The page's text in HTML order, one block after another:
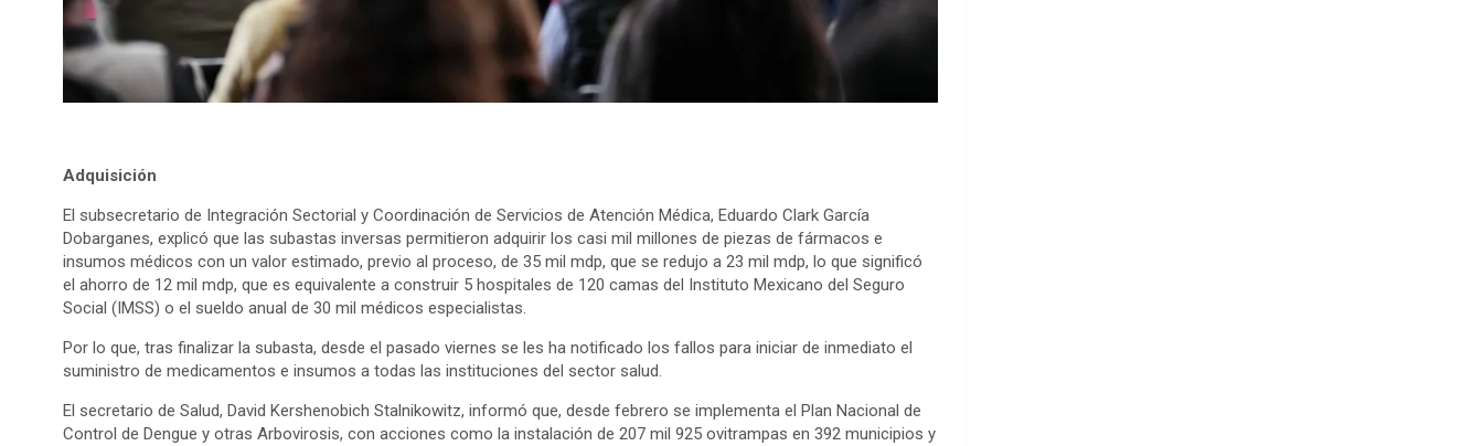
Adquisición
El subsecretario de Integración Sectorial y Coordinación de Servicios de Atención Médica, Eduardo Clark García
Dobarganes, explicó que las subastas inversas permitieron adquirir los casi mil millones de piezas de fármacos e
insumos médicos con un valor estimado, previo al proceso, de 35 mil mdp, que se redujo a 23 mil mdp, lo que significó
el ahorro de 12 mil mdp, que es equivalente a construir 5 hospitales de 120 camas del Instituto Mexicano del Seguro
Social (IMSS) o el sueldo anual de 30 mil médicos especialistas.
Por lo que, tras finalizar la subasta, desde el pasado viernes se les ha notificado los fallos para iniciar de inmediato el
suministro de medicamentos e insumos a todas las instituciones del sector salud.
El secretario de Salud, David Kershenobich Stalnikowitz, informó que, desde febrero se implementa el Plan Nacional de
Control de Dengue y otras Arbovirosis, con acciones como la instalación de 207 mil 925 ovitrampas en 392 municipios y